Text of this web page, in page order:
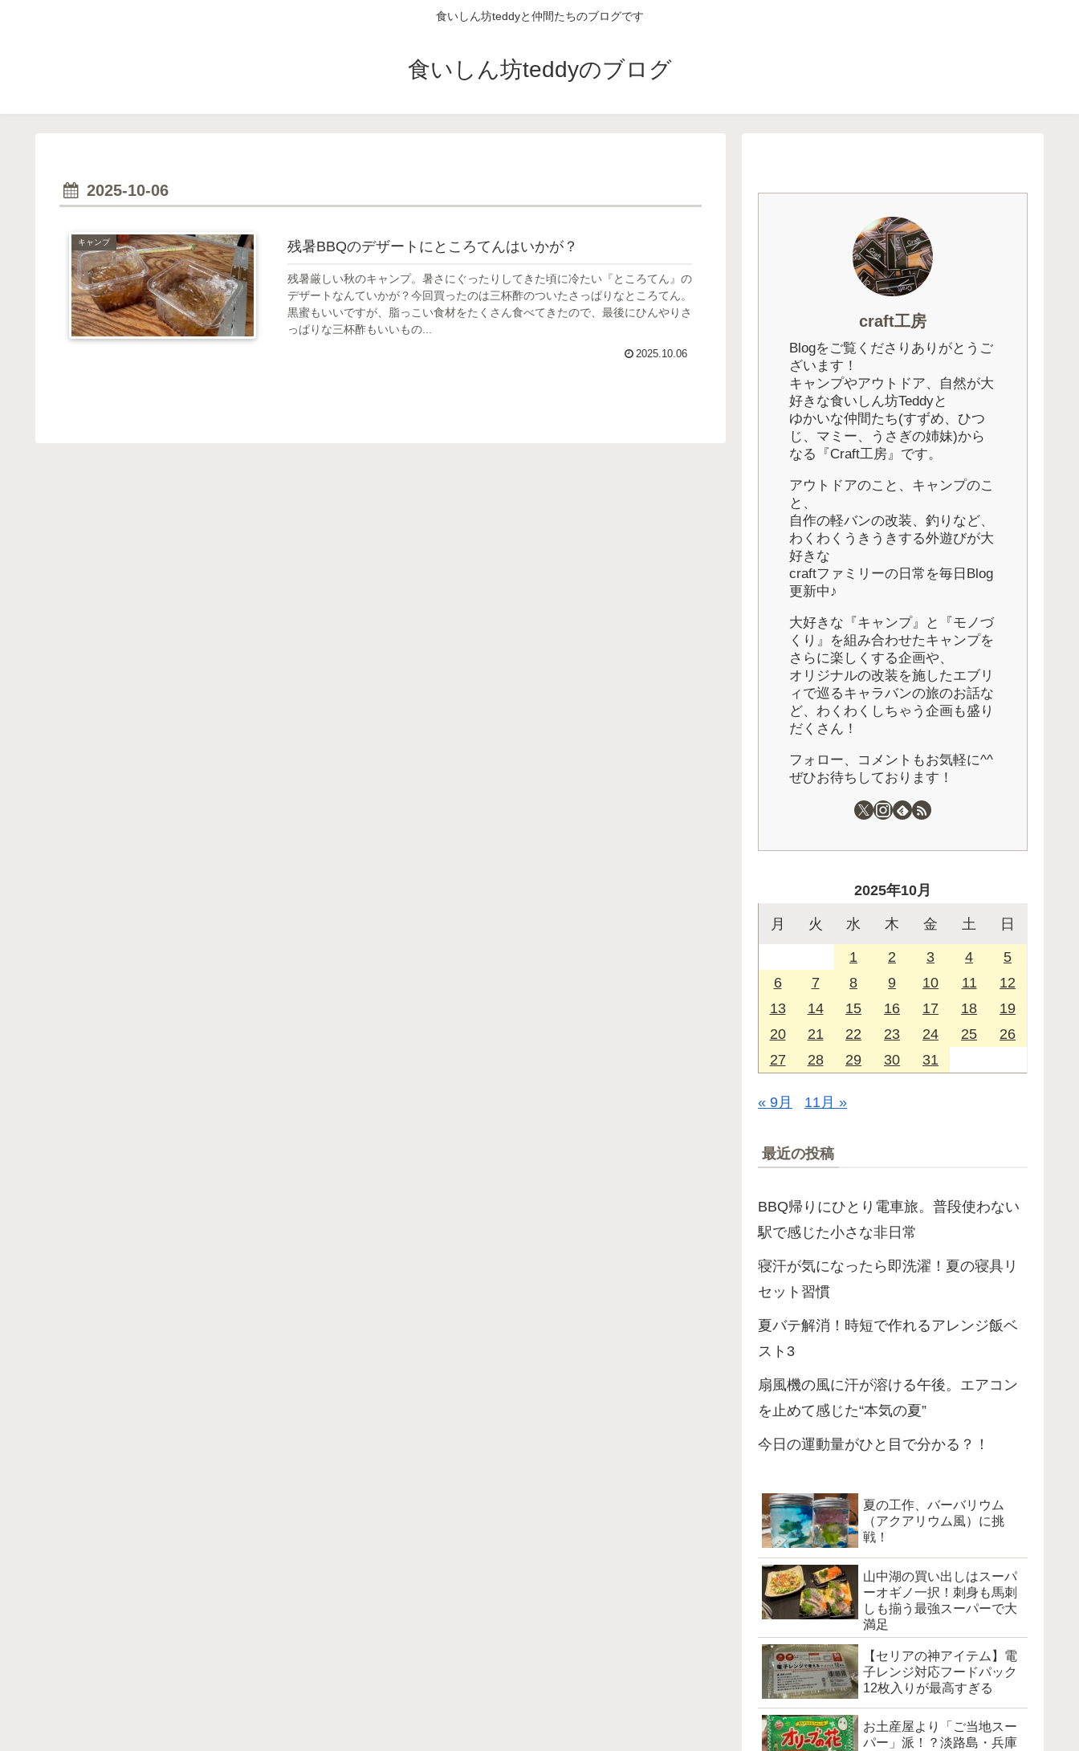
食いしん坊teddyと仲間たちのブログです
食いしん坊teddyのブログ
2025-10-06
キャンプ 残暑BBQのデザートにところてんはいかが？
残暑厳しい秋のキャンプ。暑さにぐったりしてきた頃に冷たい『ところてん』の
デザートなんていかが？今回買ったのは三杯酢のついたさっぱりなところてん。
黒蜜もいいですが、脂っこい食材をたくさん食べてきたので、最後にひんやりさ
っぱりな三杯酢もいいもの...
2025.10.06
craft工房
Blogをご覧くださりありがとうご
ざいます！
キャンプやアウトドア、自然が大
好きな食いしん坊Teddyと
ゆかいな仲間たち(すずめ、ひつ
じ、マミー、うさぎの姉妹)から
なる『Craft工房』です。
アウトドアのこと、キャンプのこ
と、
自作の軽バンの改装、釣りなど、
わくわくうきうきする外遊びが大
好きな
craftファミリーの日常を毎日Blog
更新中♪
大好きな『キャンプ』と『モノづ
くり』を組み合わせたキャンプを
さらに楽しくする企画や、
オリジナルの改装を施したエブリ
ィで巡るキャラバンの旅のお話な
ど、わくわくしちゃう企画も盛り
だくさん！
フォロー、コメントもお気軽に^^
ぜひお待ちしております！
2025年10月
月 火 水 木 金 土 日
1 2 3 4
5
6
7 8 9 10 11
12
13
14 15 16 17 18
19
20
21 22 23 24 25
26
27
28 29 30 31
« 9月 11月 »
最近の投稿
BBQ帰りにひとり電車旅。普段使わない
駅で感じた小さな非日常
寝汗が気になったら即洗濯！夏の寝具リ
セット習慣
夏バテ解消！時短で作れるアレンジ飯ベ
スト3
扇風機の風に汗が溶ける午後。エアコン
を止めて感じた“本気の夏”
今日の運動量がひと目で分かる？！
夏の工作、バーバリウム
（アクアリウム風）に挑
戦！
山中湖の買い出しはスーパ
ーオギノ一択！刺身も馬刺
しも揃う最強スーパーで大
満足
【セリアの神アイテム】電
子レンジ対応フードパック
12枚入りが最高すぎる
お土産屋より「ご当地スー
パー」派！？淡路島・兵庫